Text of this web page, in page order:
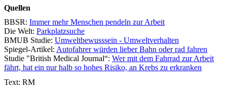
Quellen
BBSR: Immer mehr Menschen pendeln zur Arbeit
Die Welt: Parkplatzsuche
BMUB Studie: Umweltbewusssein - Umweltverhalten
Spiegel-Artikel: Autofahrer würden lieber Bahn oder rad fahren
Studie "British Medical Journal“: Wer mit dem Fahrrad zur Arbeit
fährt, hat ein nur halb so hohes Risiko, an Krebs zu erkranken
Text: RM